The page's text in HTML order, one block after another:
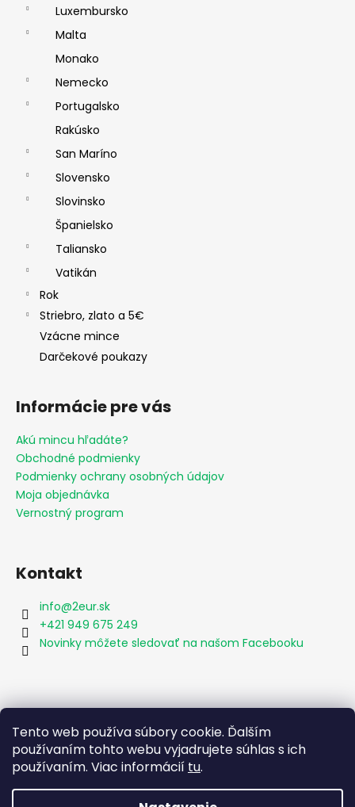
Tento web používa súbory cookie. Ďalším
používaním tohto webu vyjadrujete súhlas s ich
používaním. Viac informácií tu.
Luxembursko
Malta
Monako
Nemecko
Portugalsko
Rakúsko
San Maríno
Slovensko
Slovinsko
Španielsko
Taliansko
Vatikán
Rok
Striebro, zlato a 5€
Vzácne mince
Darčekové poukazy
Informácie pre vás
Akú mincu hľadáte?
Obchodné podmienky
Podmienky ochrany osobných údajov
Moja objednávka
Vernostný program
Kontakt
info@2eur.sk
+421 949 675 249
Novinky môžete sledovať na našom Facebooku